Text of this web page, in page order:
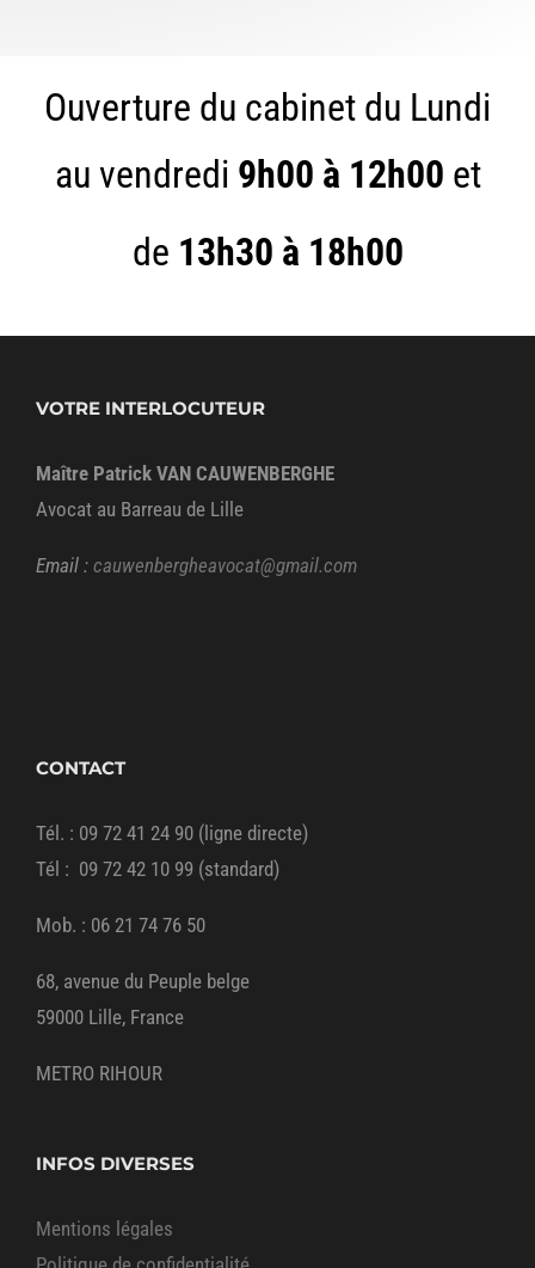
Ouverture du cabinet du Lundi
au vendredi 9h00 à 12h00 et
de 13h30 à 18h00
VOTRE INTERLOCUTEUR
Maître Patrick VAN CAUWENBERGHE
Avocat au Barreau de Lille
Email : cauwenbergheavocat@gmail.com
CONTACT
Tél. : 09 72 41 24 90 (ligne directe)
Tél : 09 72 42 10 99 (standard)
Mob. : 06 21 74 76 50
68, avenue du Peuple belge
59000 Lille, France
METRO RIHOUR
INFOS DIVERSES
Mentions légales